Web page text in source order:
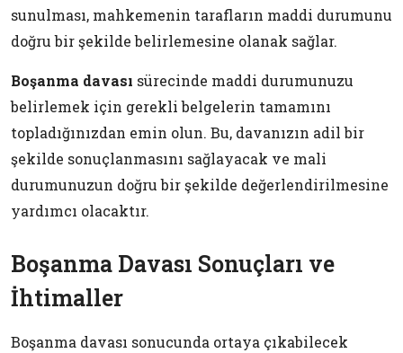
sunulması, mahkemenin tarafların maddi durumunu
doğru bir şekilde belirlemesine olanak sağlar.
Boşanma davası sürecinde maddi durumunuzu
belirlemek için gerekli belgelerin tamamını
topladığınızdan emin olun. Bu, davanızın adil bir
şekilde sonuçlanmasını sağlayacak ve mali
durumunuzun doğru bir şekilde değerlendirilmesine
yardımcı olacaktır.
Boşanma Davası Sonuçları ve
İhtimaller
Boşanma davası sonucunda ortaya çıkabilecek